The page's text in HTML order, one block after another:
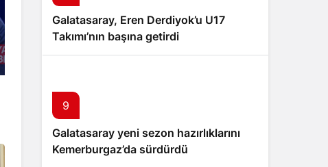
Galatasaray, Eren Derdiyok’u U17
Takımı’nın başına getirdi
9
Galatasaray yeni sezon hazırlıklarını
Kemerburgaz’da sürdürdü